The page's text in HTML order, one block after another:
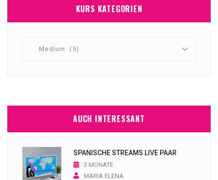
KURS KATEGORIEN
AUCH INTERESSANT
SPANISCHE STREAMS LIVE PAAR
3 MONATE
MARIA ELENA